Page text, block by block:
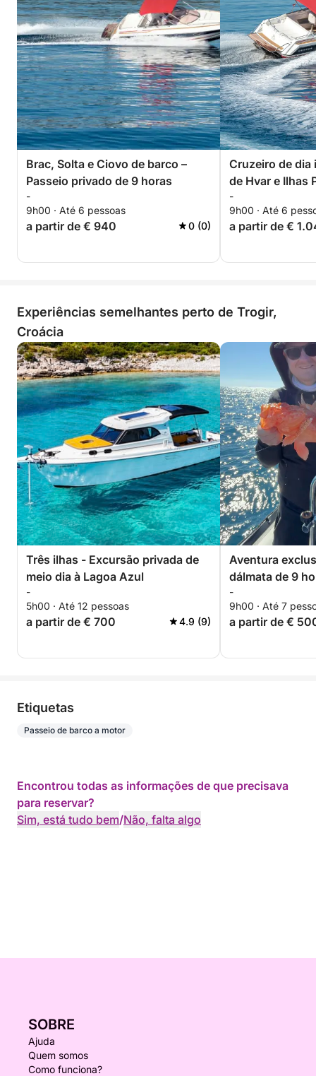
Brac, Solta e Ciovo de barco –
Passeio privado de 9 horas
-
9h00 · Até 6 pessoas
a partir de € 940 0 (0)
Cruzeiro de dia
de Hvar e Ilhas
-
9h00 · Até 6
a partir de €
Experiências semelhantes perto de Trogir,
Croácia
Três ilhas - Excursão privada de
meio dia à Lagoa Azul
-
5h00 · Até 12 pessoas
a partir de € 700 4.9 (9)
Aventura
dálmata de 9
pessoas
-
9h00 · Até 7
a partir de €
Etiquetas
Passeio de barco a motor
Encontrou todas as informações de que precisava
para reservar?
Sim, está tudo bem/Não, falta algo
SOBRE
Ajuda
Quem somos
Como funciona?